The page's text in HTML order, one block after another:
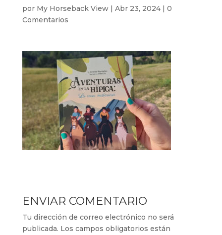
por My Horseback View| Abr 23, 2024| 0
Comentarios
ENVIAR COMENTARIO
Tu dirección de correo electrónico no será
publicada. Los campos obligatorios están